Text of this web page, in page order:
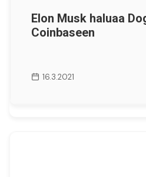
Elon Musk haluaa
Coinbaseen
16.3.2021